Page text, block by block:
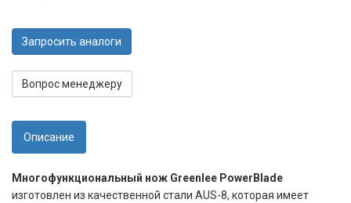
Запросить аналоги
Вопрос менеджеру
Описание
Многофункциональный нож Greenlee PowerBlade
изготовлен из качественной стали AUS-8, которая имеет